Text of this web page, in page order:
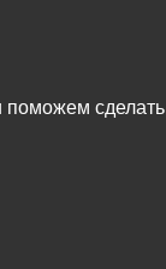
сделать